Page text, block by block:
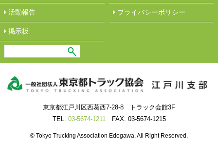
活動報告
︎掲示板
︎プライバシーポリシー
東京都江戸川区西葛西7-28-8 トラック会館3F
TEL: 03-5674-1211 FAX: 03-5674-1215
© Tokyo Trucking Association Edogawa. All Right Reserved.